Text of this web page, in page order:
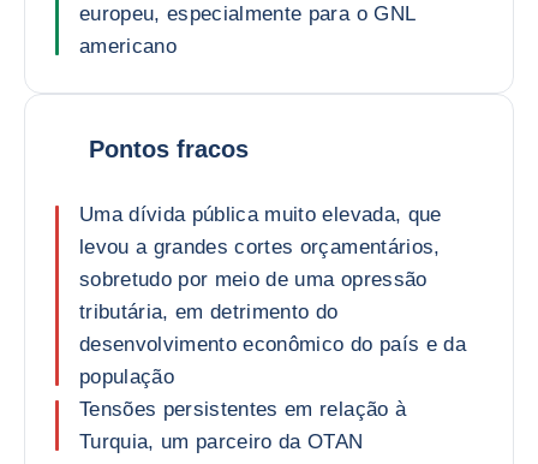
europeu, especialmente para o GNL
americano
Pontos fracos
Uma dívida pública muito elevada, que
levou a grandes cortes orçamentários,
sobretudo por meio de uma opressão
tributária, em detrimento do
desenvolvimento econômico do país e da
população
Tensões persistentes em relação à
Turquia, um parceiro da OTAN